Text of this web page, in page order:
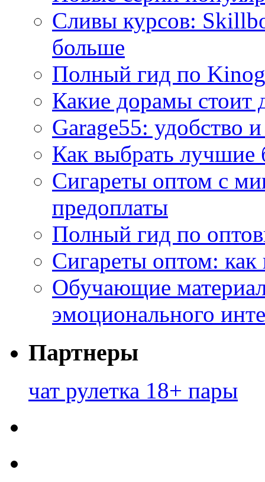
Сливы курсов:
больше
Полный гид по
Какие дорамы стоит
Garage55: удобство
Как выбрать
Сигареты оптом с
предоплаты
Полный гид по
Сигареты оптом:
Обучающие
эмоционального
Партнеры
чат рулетка 18+ пары